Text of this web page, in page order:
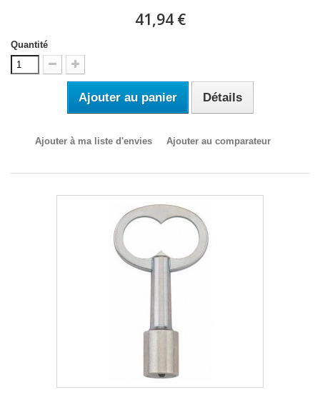
41,94 €
Quantité
Ajouter au panier Détails
Ajouter à ma liste d'envies Ajouter au comparateur